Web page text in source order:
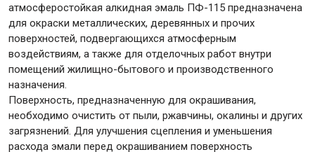
атмосферостойкая алкидная эмаль ПФ-115 предназначена
для окраски металлических, деревянных и прочих
поверхностей, подвергающихся атмосферным
воздействиям, а также для отделочных работ внутри
помещений жилищно-бытового и производственного
назначения.
Поверхность, предназначенную для окрашивания,
необходимо очистить от пыли, ржавчины, окалины и других
загрязнений. Для улучшения сцепления и уменьшения
расхода эмали перед окрашиванием поверхность
Всё для дома и сада
Товары для бани и сауны
Оборудование для клининга и уборки